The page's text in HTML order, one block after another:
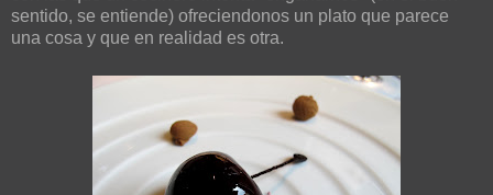
sentido, se entiende) ofreciendonos un plato que parece
una cosa y que en realidad es otra.